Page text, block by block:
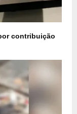
contribuição